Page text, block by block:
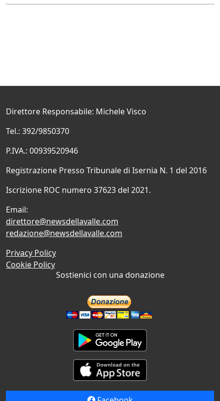
Direttore Responsabile: Michele Visco
Tel.: 392/9850370
P.IVA.: 00939520946
Registrazione Presso Tribunale di Isernia N. 1 del 2016
Iscrizione ROC numero 37623 del 2021.
Email:
direttore@newsdellavalle.com
redazione@newsdellavalle.com
Privacy Policy
Cookie Policy
Sostienici con una donazione